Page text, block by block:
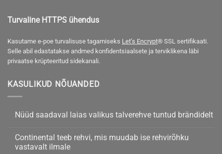
Turvaline HTTPS ühendus
Kasutame e-poe turvalisuse tagamiseks Let’s Encrypt® SSL sertifikaati.
Selle abil edastatakse andmed konfidentsiaalsete ja terviklikena läbi
privaatse krüpteeritud sidekanali.
KASULIKUD NÕUANDED
Nüüd saadaval laias valikus talverehve tuntud brändidelt
laias
valikus
talverehve
ei
ole
Continental teeb rehvi, mis muudab ise rehvirõhku
vastavalt ilmale